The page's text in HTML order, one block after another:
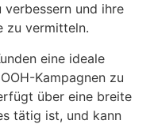
verbessern und ihre
zu vermitteln.
eine ideale
Kampagnen zu
über eine breite
tätig ist, und kann